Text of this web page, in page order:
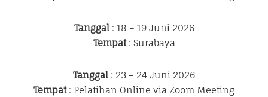
Tanggal: 18 – 19 Juni 2026
Tempat: Surabaya
Tanggal : 23 – 24 Juni 2026
Tempat: Pelatihan Online via Zoom Meeting